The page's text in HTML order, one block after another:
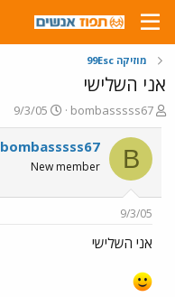
מוזיקה 99Esc
אני השלישי
פ
ו
ת
ח
ה
ש
א
bombasssss67
פ
ו
ר
ם
9/3/05
B
bombasssss67
New member
9/3/05
אני השלישי